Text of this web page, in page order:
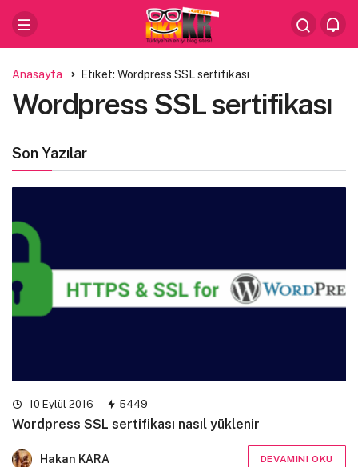
Anasayfa Etiket: Wordpress SSL sertifikası
Wordpress SSL sertifikası
Son Yazılar
10 Eylül 2016 5449
Wordpress SSL sertifikası nasıl yüklenir
Hakan KARA DEVAMINI OKU